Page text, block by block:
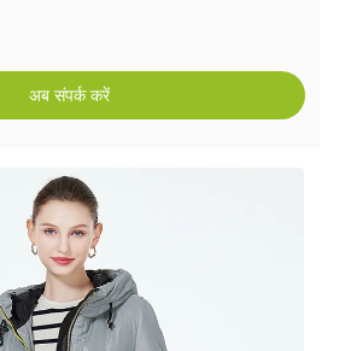
अब संपर्क करें